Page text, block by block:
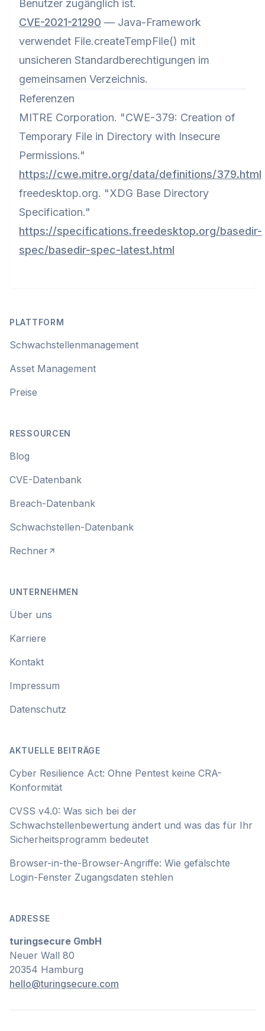
Benutzer zugänglich ist.
CVE-2021-21290 — Java-Framework
verwendet File.createTempFile() mit
unsicheren Standardberechtigungen im
gemeinsamen Verzeichnis.
Referenzen
MITRE Corporation. "CWE-379: Creation of
Temporary File in Directory with Insecure
Permissions."
https://cwe.mitre.org/data/definitions/379.html
freedesktop.org. "XDG Base Directory
Specification."
https://specifications.freedesktop.org/basedir-
spec/basedir-spec-latest.html
PLATTFORM
Schwachstellenmanagement
Asset Management
Preise
RESSOURCEN
Blog
CVE-Datenbank
Breach-Datenbank
Schwachstellen-Datenbank
Rechner
UNTERNEHMEN
Über uns
Karriere
Kontakt
Impressum
Datenschutz
AKTUELLE BEITRÄGE
Cyber Resilience Act: Ohne Pentest keine CRA-
Konformität
CVSS v4.0: Was sich bei der
Schwachstellenbewertung ändert und was das für Ihr
Sicherheitsprogramm bedeutet
Browser-in-the-Browser-Angriffe: Wie gefälschte
Login-Fenster Zugangsdaten stehlen
ADRESSE
turingsecure GmbH
Neuer Wall 80
20354 Hamburg
hello@turingsecure.com